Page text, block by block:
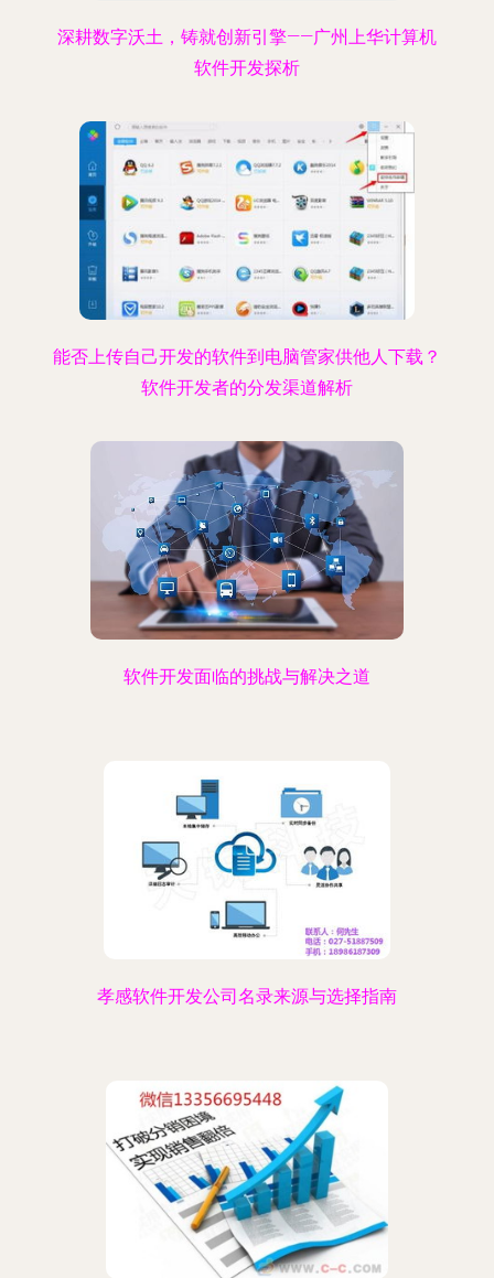
深耕数字沃土，铸就创新引擎——广州上华计算机
软件开发探析
能否上传自己开发的软件到电脑管家供他人下载？
软件开发者的分发渠道解析
软件开发面临的挑战与解决之道
孝感软件开发公司名录来源与选择指南